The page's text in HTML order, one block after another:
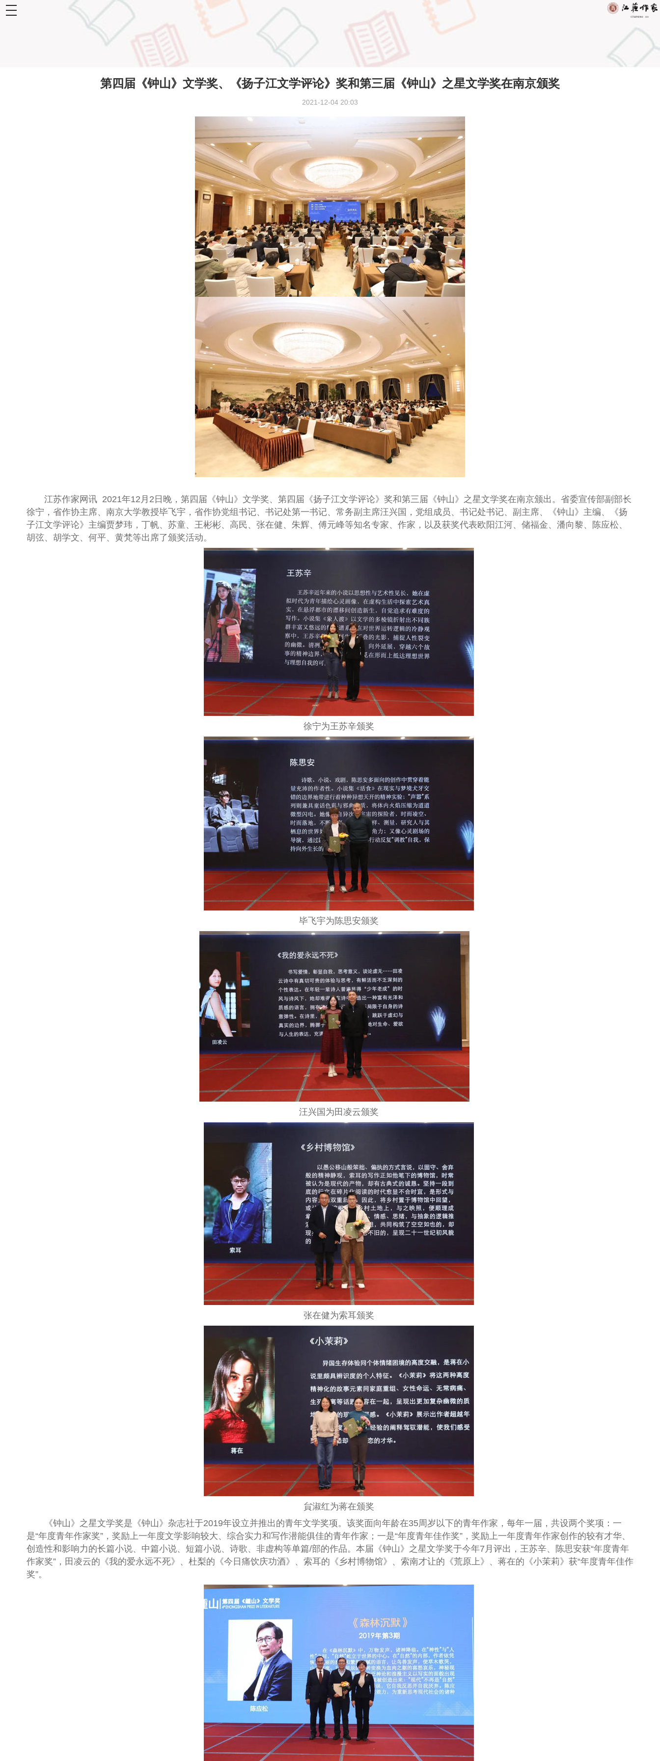
toggle
第四届《钟山》文学奖、《扬子江文学评论》奖和第三届《钟山》之星文学奖在南京颁奖
2021-12-04 20:03
江苏作家网讯 2021年12月2日晚，第四届《钟山》文学奖、第四届《扬子江文学评论》奖和第三届《钟山》之星文学奖在南京颁出。省委宣传部副部长
徐宁，省作协主席、南京大学教授毕飞宇，省作协党组书记、书记处第一书记、常务副主席汪兴国，党组成员、书记处书记、副主席、《钟山》主编、《扬
子江文学评论》主编贾梦玮，丁帆、苏童、王彬彬、高民、张在健、朱辉、傅元峰等知名专家、作家，以及获奖代表欧阳江河、储福金、潘向黎、陈应松、
胡弦、胡学文、何平、黄梵等出席了颁奖活动。
徐宁为王苏辛颁奖
毕飞宇为陈思安颁奖
汪兴国为田凌云颁奖
张在健为索耳颁奖
貟淑红为蒋在颁奖
《钟山》之星文学奖是《钟山》杂志社于2019年设立并推出的青年文学奖项。该奖面向年龄在35周岁以下的青年作家，每年一届，共设两个奖项：一
是“年度青年作家奖”，奖励上一年度文学影响较大、综合实力和写作潜能俱佳的青年作家；一是“年度青年佳作奖”，奖励上一年度青年作家创作的较有才华、
创造性和影响力的长篇小说、中篇小说、短篇小说、诗歌、非虚构等单篇/部的作品。本届《钟山》之星文学奖于今年7月评出，王苏辛、陈思安获“年度青年
作家奖”，田凌云的《我的爱永远不死》、杜梨的《今日痛饮庆功酒》、索耳的《乡村博物馆》、索南才让的《荒原上》、蒋在的《小茉莉》获“年度青年佳作
奖”。